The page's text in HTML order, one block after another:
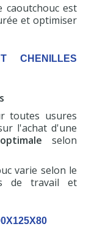
caoutchouc est
et optimiser
CHENILLES
toutes usures
l'achat d'une
selon
varie selon le
de travail et